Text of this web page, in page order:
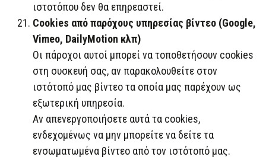
ιστοτόπου δεν θα επηρεαστεί.
Cookies από παρόχους υπηρεσίας βίντεο (Google,
Vimeo, DailyMotion κλπ)
Οι πάροχοι αυτοί μπορεί να τοποθετήσουν cookies
στη συσκευή σας, αν παρακολουθείτε στον
ιστότοπό μας βίντεο τα οποία μας παρέχουν ως
εξωτερική υπηρεσία.
Αν απενεργοποιήσετε αυτά τα cookies,
ενδεχομένως να μην μπορείτε να δείτε τα
ενσωματωμένα βίντεο από τον ιστότοπό μας.